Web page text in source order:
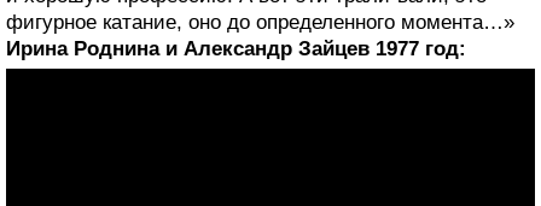
фигурное катание, оно до определенного момента…»
Ирина Роднина и Александр Зайцев 1977 год: